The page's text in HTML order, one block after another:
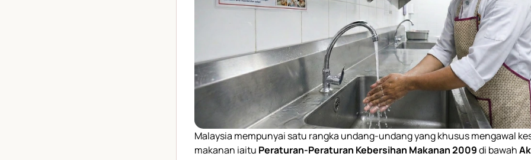
Malaysia mempunyai satu rangka undang-undang yang khusus mengawal
makanan iaitu Peraturan-Peraturan Kebersihan Makanan 2009di bawah